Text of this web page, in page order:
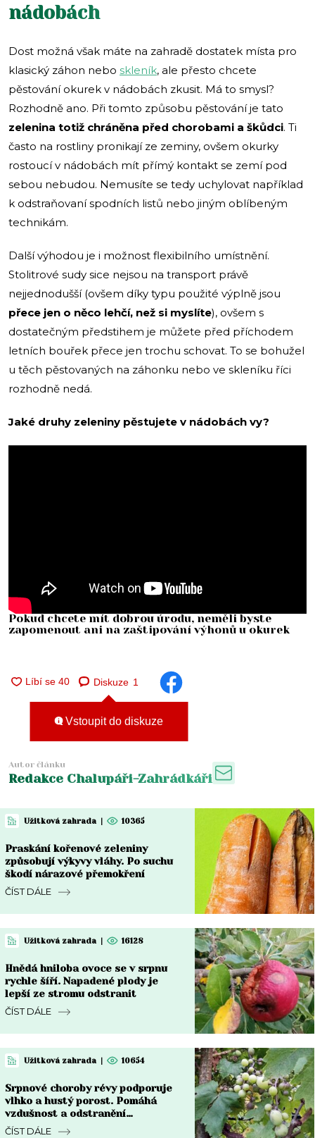
nádobách
Dost možná však máte na zahradě dostatek místa pro
klasický záhon nebo skleník, ale přesto chcete
pěstování okurek v nádobách zkusit. Má to smysl?
Rozhodně ano. Při tomto způsobu pěstování je tato
zelenina totiž chráněna před chorobami a škůdci. Ti
často na rostliny pronikají ze zeminy, ovšem okurky
rostoucí v nádobách mít přímý kontakt se zemí pod
sebou nebudou. Nemusíte se tedy uchylovat například
k odstraňovaní spodních listů nebo jiným oblíbeným
technikám.
Další výhodou je i možnost flexibilního umístnění.
Stolitrové sudy sice nejsou na transport právě
nejjednodušší (ovšem díky typu použité výplně jsou
přece jen o něco lehčí, než si myslíte), ovšem s
dostatečným předstihem je můžete před příchodem
letních bouřek přece jen trochu schovat. To se bohužel
u těch pěstovaných na záhonku nebo ve skleníku říci
rozhodně nedá.
Jaké druhy zeleniny pěstujete v nádobách vy?
Pokud chcete mít dobrou úrodu, neměli byste
zapomenout ani na zaštipování výhonů u okurek
Diskuze 1
Vstoupit do diskuze
Autor článku
Redakce Chalupáři-Zahrádkáři
Užitková zahrada | 10365
Praskání kořenové zeleniny
způsobují výkyvy vláhy. Po suchu
škodí nárazové přemokření
ČÍST DÁLE
Užitková zahrada | 16128
Hnědá hniloba ovoce se v srpnu
rychle šíří. Napadené plody je
lepší ze stromu odstranit
ČÍST DÁLE
Užitková zahrada | 10654
Srpnové choroby révy podporuje
vlhko a hustý porost. Pomáhá
vzdušnost a odstranění
napadených částí
ČÍST DÁLE